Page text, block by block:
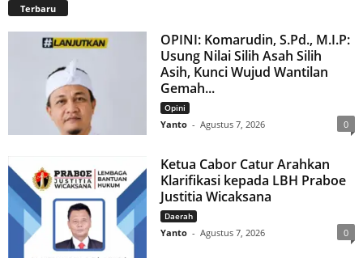
Terbaru
OPINI: Komarudin, S.Pd., M.I.P:
Usung Nilai Silih Asah Silih
Asih, Kunci Wujud Wantilan
Gemah...
Opini
Yanto - Agustus 7, 2026 0
Ketua Cabor Catur Arahkan
Klarifikasi kepada LBH Praboe
Justitia Wicaksana
Daerah
Yanto - Agustus 7, 2026 0